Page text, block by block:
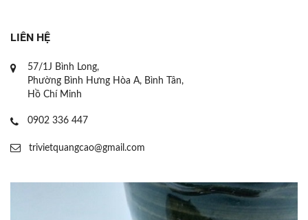
LIÊN HỆ
57/1J Bình Long,
Phường Bình Hưng Hòa A, Bình Tân,
Hồ Chí Minh
0902 336 447
trivietquangcao@gmail.com